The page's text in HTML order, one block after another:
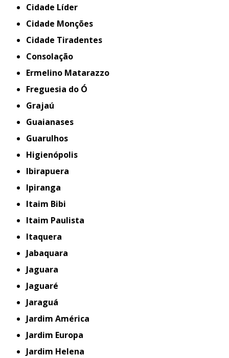
Cidade Líder
Cidade Monções
Cidade Tiradentes
Consolação
Ermelino Matarazzo
Freguesia do Ó
Grajaú
Guaianases
Guarulhos
Higienópolis
Ibirapuera
Ipiranga
Itaim Bibi
Itaim Paulista
Itaquera
Jabaquara
Jaguara
Jaguaré
Jaraguá
Jardim América
Jardim Europa
Jardim Helena